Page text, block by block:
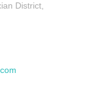
District,